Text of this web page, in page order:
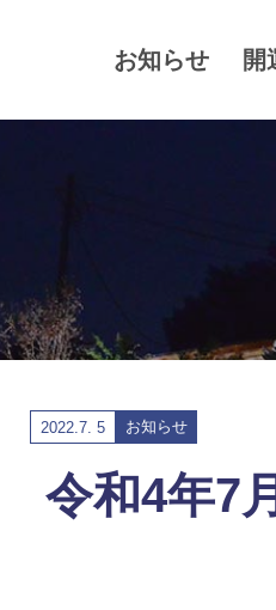
お知らせ 開
2022.7. 5 お知らせ
令和4年7